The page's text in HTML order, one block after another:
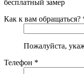
бесплатный замер
Как к вам обращаться?
Пожалуйста,
Телефон *